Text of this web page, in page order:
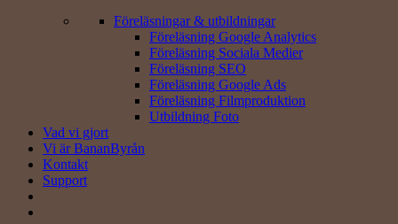
Föreläsningar & utbildningar
Föreläsning Google Analytics
Föreläsning Sociala Medier
Föreläsning SEO
Föreläsning Google Ads
Föreläsning Filmproduktion
Utbildning Foto
Vad vi gjort
Vi är BananByrån
Kontakt
Support